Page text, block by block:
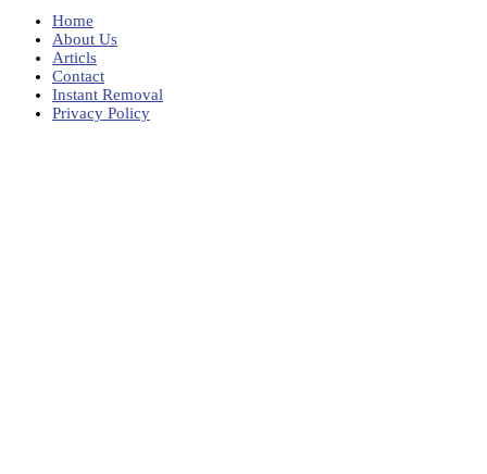
Home
About Us
Articls
Contact
Instant Removal
Privacy Policy